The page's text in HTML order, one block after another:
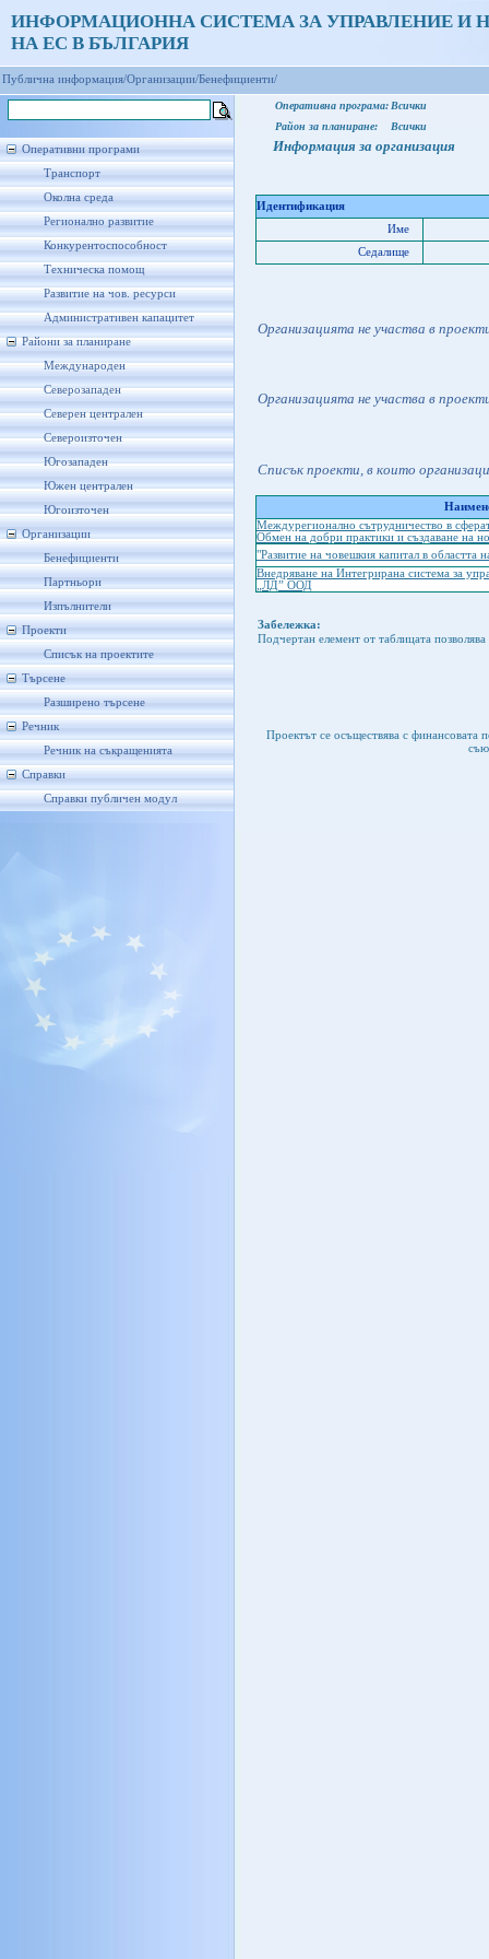
ИНФОРМАЦИОННА СИСТЕМА ЗА УПРАВЛЕНИЕ И
НА ЕС В БЪЛГАРИЯ
Публична информация/Организации/Бенефициенти/
Оперативни програми
Транспорт
Околна среда
Регионално развитие
Конкурентоспособност
Техническа помощ
Развитие на чов. ресурси
Административен капацитет
Райони за планиране
Международен
Северозападен
Северен централен
Североизточен
Югозападен
Южен централен
Югоизточен
Организации
Бенефициенти
Партньори
Изпълнители
Проекти
Списък на проектите
Търсене
Разширено търсене
Речник
Речник на съкращенията
Справки
Справки публичен модул
Оперативна програма: Всички
Район за планиране:
Всички
Информация за организация
Идентификация
Име
Седалище
Организацията не участва в
Организацията не участва в
Списък проекти, в които
Междурегионално сътрудничество в
Обмен на добри практики и създаване на
"Развитие на човешкия капитал в
Внедряване на Интегрирана система за
„ЛД” ООД
Забележка:
Подчертан елемент от таблицата
Проектът се осъществява с финансовата